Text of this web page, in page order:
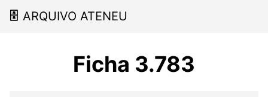
🗄 ARQUIVO ATENEU
Ficha 3.783